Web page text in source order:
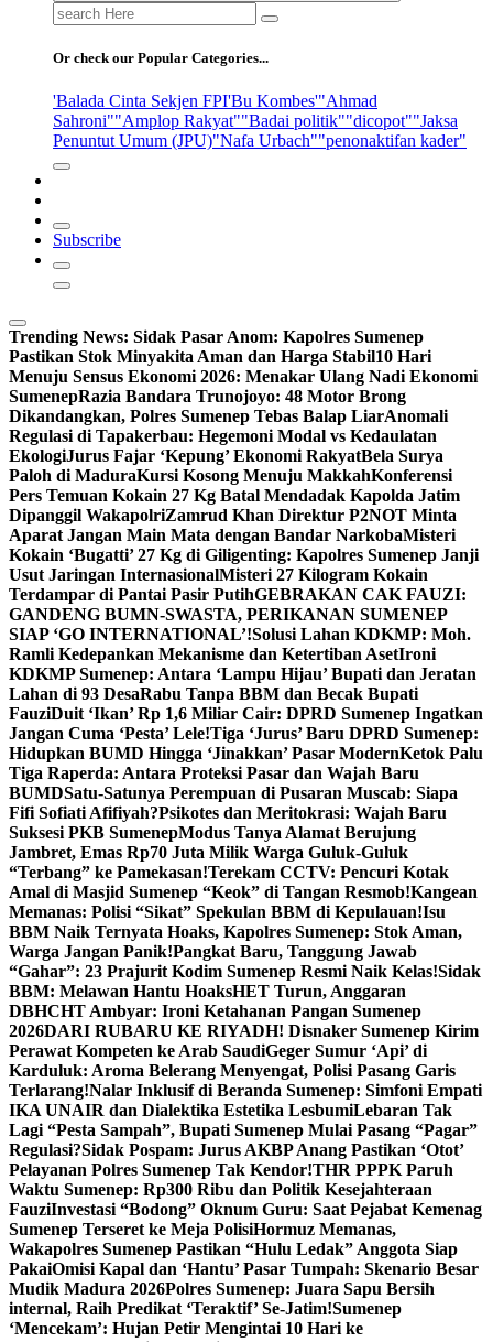
Search
for:
Or check our Popular Categories...
'Balada Cinta Sekjen FPI'Bu Kombes'"Ahmad
Sahroni""Amplop Rakyat""Badai politik""dicopot""Jaksa
Penuntut Umum (JPU)"Nafa Urbach""penonaktifan kader"
Subscribe
Trending News: Sidak Pasar Anom: Kapolres Sumenep
Pastikan Stok Minyakita Aman dan Harga Stabil10 Hari
Menuju Sensus Ekonomi 2026: Menakar Ulang Nadi Ekonomi
SumenepRazia Bandara Trunojoyo: 48 Motor Brong
Dikandangkan, Polres Sumenep Tebas Balap LiarAnomali
Regulasi di Tapakerbau: Hegemoni Modal vs Kedaulatan
EkologiJurus Fajar ‘Kepung’ Ekonomi RakyatBela Surya
Paloh di MaduraKursi Kosong Menuju MakkahKonferensi
Pers Temuan Kokain 27 Kg Batal Mendadak Kapolda Jatim
Dipanggil WakapolriZamrud Khan Direktur P2NOT Minta
Aparat Jangan Main Mata dengan Bandar NarkobaMisteri
Kokain ‘Bugatti’ 27 Kg di Giligenting: Kapolres Sumenep Janji
Usut Jaringan InternasionalMisteri 27 Kilogram Kokain
Terdampar di Pantai Pasir PutihGEBRAKAN CAK FAUZI:
GANDENG BUMN-SWASTA, PERIKANAN SUMENEP
SIAP ‘GO INTERNATIONAL’!Solusi Lahan KDKMP: Moh.
Ramli Kedepankan Mekanisme dan Ketertiban AsetIroni
KDKMP Sumenep: Antara ‘Lampu Hijau’ Bupati dan Jeratan
Lahan di 93 DesaRabu Tanpa BBM dan Becak Bupati
FauziDuit ‘Ikan’ Rp 1,6 Miliar Cair: DPRD Sumenep Ingatkan
Jangan Cuma ‘Pesta’ Lele!Tiga ‘Jurus’ Baru DPRD Sumenep:
Hidupkan BUMD Hingga ‘Jinakkan’ Pasar ModernKetok Palu
Tiga Raperda: Antara Proteksi Pasar dan Wajah Baru
BUMDSatu-Satunya Perempuan di Pusaran Muscab: Siapa
Fifi Sofiati Afifiyah?Psikotes dan Meritokrasi: Wajah Baru
Suksesi PKB SumenepModus Tanya Alamat Berujung
Jambret, Emas Rp70 Juta Milik Warga Guluk-Guluk
“Terbang” ke Pamekasan!Terekam CCTV: Pencuri Kotak
Amal di Masjid Sumenep “Keok” di Tangan Resmob!Kangean
Memanas: Polisi “Sikat” Spekulan BBM di Kepulauan!Isu
BBM Naik Ternyata Hoaks, Kapolres Sumenep: Stok Aman,
Warga Jangan Panik!Pangkat Baru, Tanggung Jawab
“Gahar”: 23 Prajurit Kodim Sumenep Resmi Naik Kelas!Sidak
BBM: Melawan Hantu HoaksHET Turun, Anggaran
DBHCHT Ambyar: Ironi Ketahanan Pangan Sumenep
2026DARI RUBARU KE RIYADH! Disnaker Sumenep Kirim
Perawat Kompeten ke Arab SaudiGeger Sumur ‘Api’ di
Karduluk: Aroma Belerang Menyengat, Polisi Pasang Garis
Terlarang!Nalar Inklusif di Beranda Sumenep: Simfoni Empati
IKA UNAIR dan Dialektika Estetika LesbumiLebaran Tak
Lagi “Pesta Sampah”, Bupati Sumenep Mulai Pasang “Pagar”
Regulasi?Sidak Pospam: Jurus AKBP Anang Pastikan ‘Otot’
Pelayanan Polres Sumenep Tak Kendor!THR PPPK Paruh
Waktu Sumenep: Rp300 Ribu dan Politik Kesejahteraan
FauziInvestasi “Bodong” Oknum Guru: Saat Pejabat Kemenag
Sumenep Terseret ke Meja PolisiHormuz Memanas,
Wakapolres Sumenep Pastikan “Hulu Ledak” Anggota Siap
PakaiOmisi Kapal dan ‘Hantu’ Pasar Tumpah: Skenario Besar
Mudik Madura 2026Polres Sumenep: Juara Sapu Bersih
internal, Raih Predikat ‘Teraktif’ Se-Jatim!Sumenep
‘Mencekam’: Hujan Petir Mengintai 10 Hari ke